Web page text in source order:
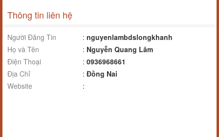
Thông tin liên hệ
Người Đăng Tin : nguyenlambdslongkhanh
Họ và Tên
: Nguyễn Quang Lâm
Điện Thoại
: 0936968661
Địa Chỉ
: Đồng Nai
Website
: